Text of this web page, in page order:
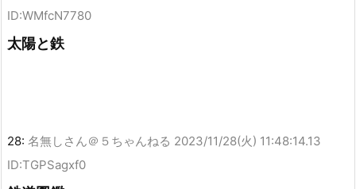
ID:WMfcN7780
太陽と鉄
28: 名無しさん＠５ちゃんねる 2023/11/28(火) 11:48:14.13
ID:TGPSagxf0